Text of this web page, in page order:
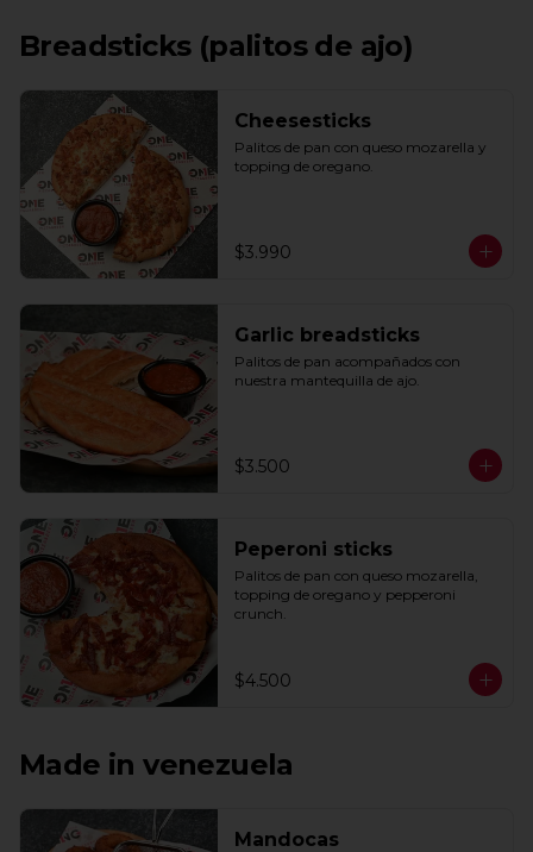
Breadsticks (palitos de ajo)
Cheesesticks
Palitos de pan con queso mozarella y
topping de oregano.
$3.990
Garlic breadsticks
Palitos de pan acompañados con
nuestra mantequilla de ajo.
$3.500
Peperoni sticks
Palitos de pan con queso mozarella,
topping de oregano y pepperoni
crunch.
$4.500
Made in venezuela
Mandocas